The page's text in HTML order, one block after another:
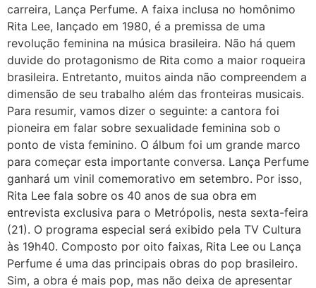
carreira, Lança Perfume. A faixa inclusa no homônimo
Rita Lee, lançado em 1980, é a premissa de uma
revolução feminina na música brasileira. Não há quem
duvide do protagonismo de Rita como a maior roqueira
brasileira. Entretanto, muitos ainda não compreendem a
dimensão de seu trabalho além das fronteiras musicais.
Para resumir, vamos dizer o seguinte: a cantora foi
pioneira em falar sobre sexualidade feminina sob o
ponto de vista feminino. O álbum foi um grande marco
para começar esta importante conversa. Lança Perfume
ganhará um vinil comemorativo em setembro. Por isso,
Rita Lee fala sobre os 40 anos de sua obra em
entrevista exclusiva para o Metrópolis, nesta sexta-feira
(21). O programa especial será exibido pela TV Cultura
às 19h40. Composto por oito faixas, Rita Lee ou Lança
Perfume é uma das principais obras do pop brasileiro.
Sim, a obra é mais pop, mas não deixa de apresentar